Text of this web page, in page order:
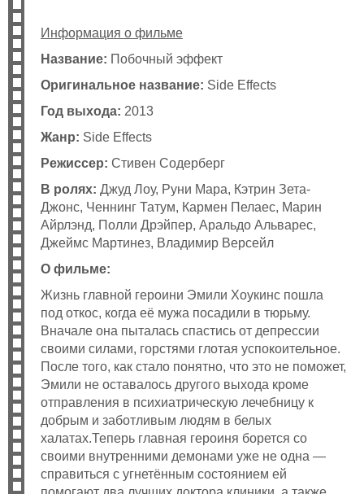
Информация о фильме
Название: Побочный эффект
Оригинальное название: Side Effects
Год выхода: 2013
Жанр: Side Effects
Режиссер: Стивен Содерберг
В ролях: Джуд Лоу, Руни Мара, Кэтрин Зета-
Джонс, Ченнинг Татум, Кармен Пелаес, Марин
Айрлэнд, Полли Дрэйпер, Аральдо Альварес,
Джеймс Мартинез, Владимир Версейл
О фильме:
Жизнь главной героини Эмили Хоукинс пошла
под откос, когда её мужа посадили в тюрьму.
Вначале она пыталась спастись от депрессии
своими силами, горстями глотая успокоительное.
После того, как стало понятно, что это не поможет,
Эмили не оставалось другого выхода кроме
отправления в психиатрическую лечебницу к
добрым и заботливым людям в белых
халатах.Теперь главная героиня борется со
своими внутренними демонами уже не одна —
справиться с угнетённым состоянием ей